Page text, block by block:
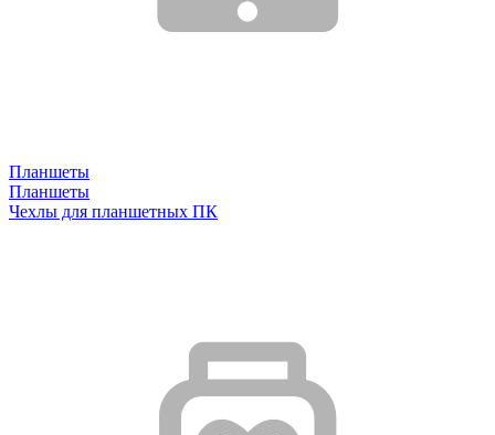
Планшеты
Планшеты
Чехлы для планшетных ПК